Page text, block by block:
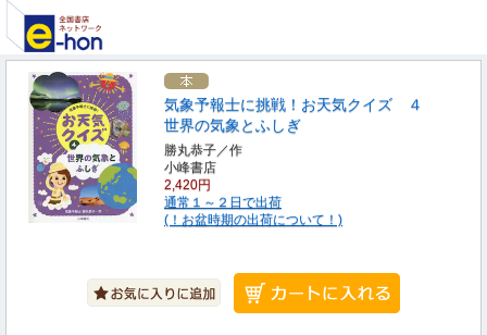
気象予報士に挑戦！お天気クイズ ４
世界の気象とふしぎ
勝丸恭子／作
小峰書店
2,420円
通常１～２日で出荷
(！お盆時期の出荷について！)